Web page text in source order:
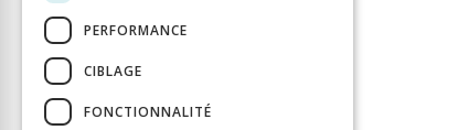
PERFORMANCE
CIBLAGE
FONCTIONNALITÉ